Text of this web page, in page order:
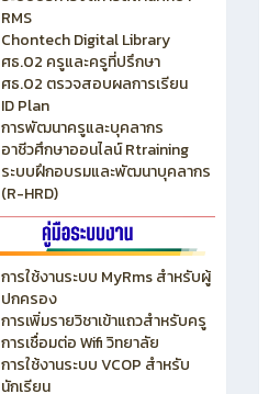
ระบบรายงานการจัดการเรียนการ
สอนออนไลน์
ระบบบริหารงบประมาณ MyPSD
ระบบบริหารจัดการสถานศึกษา
RMS
Chontech Digital Library
ศธ.02 ครูและครูที่ปรึกษา
ศธ.02 ตรวจสอบผลการเรียน
ID Plan
การพัฒนาครูและบุคลากร
อาชีวศึกษาออนไลน์ Rtraining
ระบบฝึกอบรมและพัฒนาบุคลากร
(R-HRD)
การใช้งานระบบ MyRms สำหรับผู้
ปกครอง